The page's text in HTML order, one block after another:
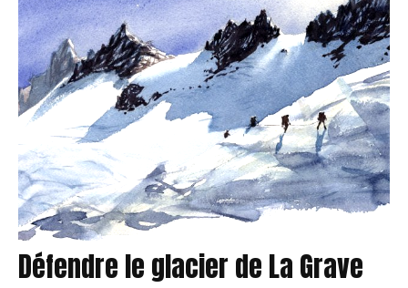
Défendre le glacier de La Grave